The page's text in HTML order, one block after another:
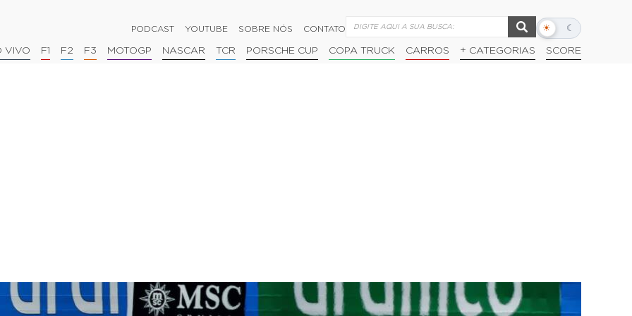
PODCAST YOUTUBE SOBRE NÓS CONTATO ☀ ☾
Alternar
escuro
VIVO F1 F2 F3 MOTOGP NASCAR TCR PORSCHE CUP COPA TRUCK CARROS + CATEGORIAS SCORE